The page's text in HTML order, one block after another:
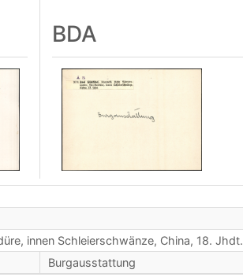
BDA
innen Schleierschwänze, China, 18. Jhdt.
Burgausstattung